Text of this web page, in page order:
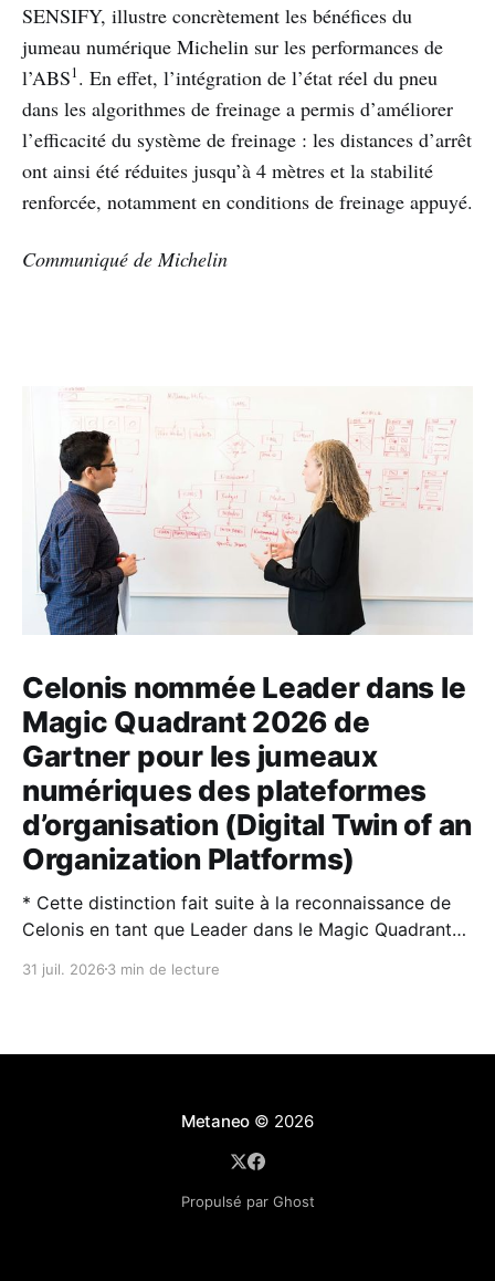
SENSIFY, illustre concrètement les bénéfices du
jumeau numérique Michelin sur les performances de
l’ABS1. En effet, l’intégration de l’état réel du pneu
dans les algorithmes de freinage a permis d’améliorer
l’efficacité du système de freinage : les distances d’arrêt
ont ainsi été réduites jusqu’à 4 mètres et la stabilité
renforcée, notamment en conditions de freinage appuyé.
Communiqué de Michelin
Celonis nommée Leader dans le
Magic Quadrant 2026 de
Gartner pour les jumeaux
numériques des plateformes
d’organisation (Digital Twin of an
Organization Platforms)
* Cette distinction fait suite à la reconnaissance de
Celonis en tant que Leader dans le Magic Quadrant™
jumeaux numériques d’organisation (DTO) et
plus faciles à utiliser,
31 juil. 2026 3 min de lecture
Metaneo © 2026
Propulsé par Ghost